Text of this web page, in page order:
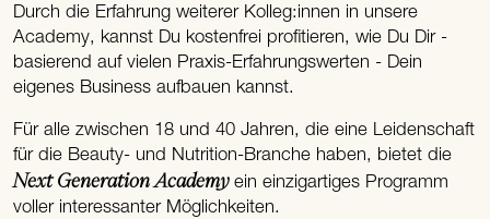
Durch die Erfahrung weiterer Kolleg:innen in unsere
Academy, kannst Du kostenfrei profitieren, wie Du Dir -
basierend auf vielen Praxis-Erfahrungswerten - Dein
eigenes Business aufbauen kannst.
Für alle zwischen 18 und 40 Jahren, die eine Leidenschaft
für die Beauty- und Nutrition-Branche haben, bietet die
Next Generation Academyein einzigartiges Programm
voller interessanter Möglichkeiten.